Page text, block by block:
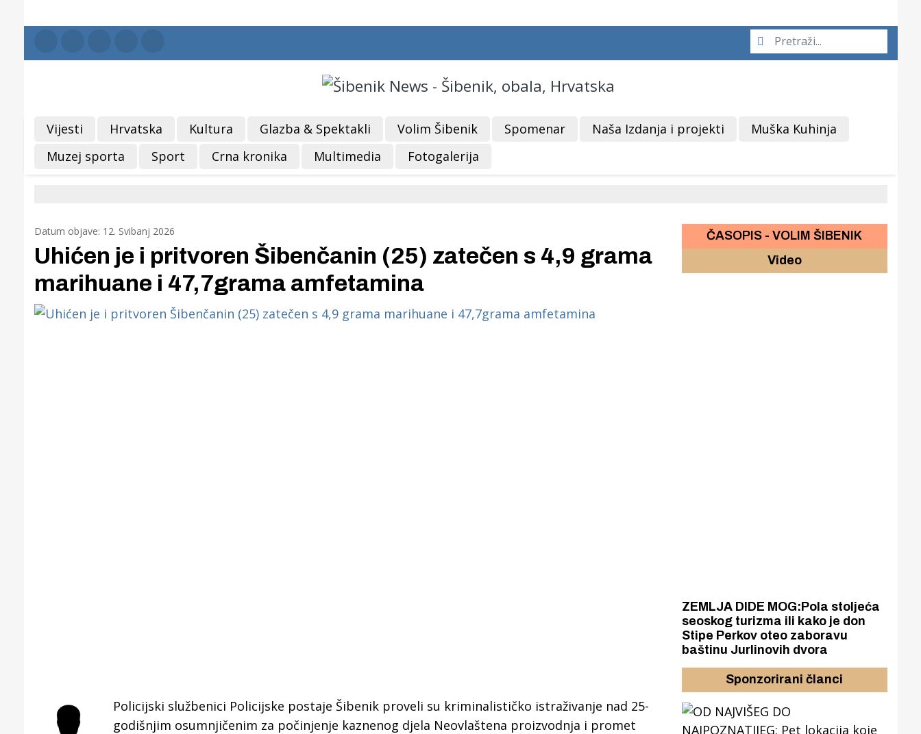
Vijesti Hrvatska Kultura Glazba & Spektakli Volim Šibenik Spomenar Naša Izdanja i projekti
Muška Kuhinja
Muzej sporta
Sport Crna kronika Multimedia Fotogalerija
Datum objave: 12. Svibanj 2026
Uhićen je i pritvoren Šibenčanin (25) zatečen s 4,9 grama
marihuane i 47,7grama amfetamina
Policijski službenici Policijske postaje Šibenik proveli su kriminalističko istraživanje nad 25-
godišnjim osumnjičenim za počinjenje kaznenog djela Neovlaštena proizvodnja i promet
ČASOPIS - VOLIM ŠIBENIK
Video
ZEMLJA DIDE MOG:Pola stoljeća
seoskog turizma ili kako je don
Stipe Perkov oteo zaboravu
baštinu Jurlinovih dvora
Sponzorirani članci